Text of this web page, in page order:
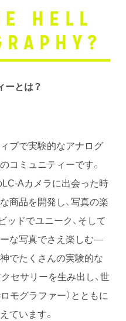
ーとは？
ブで実験的なアナログ
コミュニティーです。
Aカメラに出会った時
商品を開発し、写真の楽
ッドでユニーク、そして
な写真でさえ楽しむ—
でたくさんの実験的な
セサリーを生み出し、世
モグラファー）とともに
ています。